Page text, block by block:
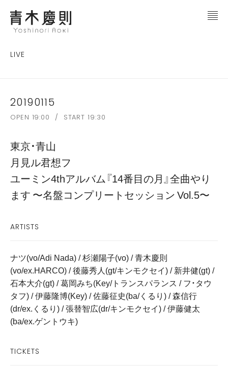
LIVE
20190115
OPEN 19:00 / START 19:30
東京・青山
月見ル君想フ
ユーミン4thアルバム『14番目の月』全曲やり
ます 〜名盤コンプリートセッション Vol.5〜
ARTISTS
ナツ(vo/Adi Nada) / 杉瀬陽子(vo) / 青木慶則
(vo/ex.HARCO) / 後藤秀人(gt/キンモクセイ) / 新井健(gt) /
石本大介(gt) / 葛岡みち(Key/トランスパランス / フ・タウ
タフ) / 伊藤隆博(Key) / 佐藤征史(ba/くるり) / 森信行
(dr/ex.くるり) / 張替智広(dr/キンモクセイ) / 伊藤健太
(ba/ex.ゲントウキ)
TICKETS